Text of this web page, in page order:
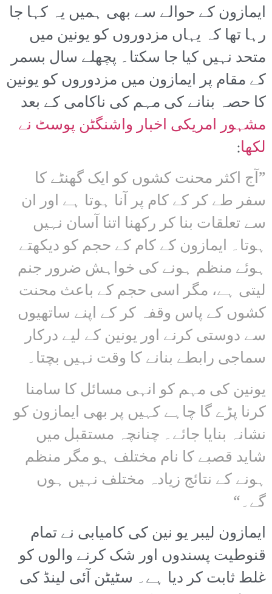
ایمازون کے حوالے سے بھی ہمیں یہ کہا جا
رہا تھا کہ یہاں مزدوروں کو یونین میں
متحد نہیں کیا جا سکتا۔ پچھلے سال بسمر
کے مقام پر ایمازون میں مزدوروں کو یونین
کا حصہ بنانے کی مہم کی ناکامی کے بعد
مشہور امریکی اخبار واشنگٹن پوسٹ نے
لکھا:
”آج اکثر محنت کشوں کو ایک گھنٹے کا
سفر طے کر کے کام پر آنا ہوتا ہے اور ان
سے تعلقات بنا کر رکھنا اتنا آسان نہیں
ہوتا۔ ایمازون کے کام کے حجم کو دیکھتے
ہوئے منظم ہونے کی خواہش ضرور جنم
لیتی ہے، مگر اسی حجم کے باعث محنت
کشوں کے پاس وقفہ کر کے اپنے ساتھیوں
سے دوستی کرنے اور یونین کے لیے درکار
سماجی رابطے بنانے کا وقت نہیں بچتا۔
یونین کی مہم کو انہی مسائل کا سامنا
کرنا پڑے گا چاہے کہیں پر بھی ایمازون کو
نشانہ بنایا جائے۔ چنانچہ مستقبل میں
شاید قصبے کا نام مختلف ہو مگر منظم
ہونے کے نتائج زیادہ مختلف نہیں ہوں
گے۔“
ایمازون لیبر یو نین کی کامیابی نے تمام
قنوطیت پسندوں اور شک کرنے والوں کو
غلط ثابت کر دیا ہے۔ سٹیٹن آئی لینڈ کی